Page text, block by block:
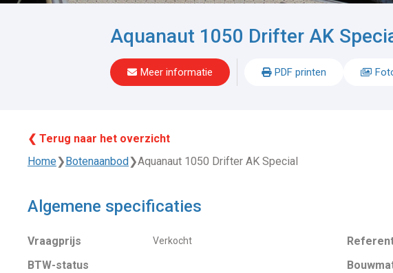
Aquanaut 1050 Drifter AK
Meer informatie PDF printen
❮ Terug naar het overzicht
Home❯Botenaanbod❯Aquanaut 1050 Drifter AK Special
Algemene specificaties
Vraagprijs Verkocht
BTW-status